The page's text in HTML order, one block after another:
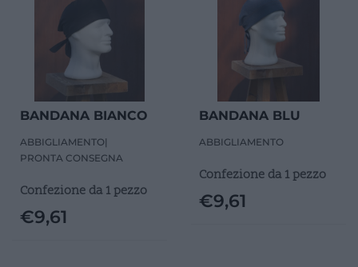
BANDANA BIANCO
ABBIGLIAMENTO|
PRONTA CONSEGNA
Confezione da 1 pezzo
€9,61
BANDANA BLU
ABBIGLIAMENTO
Confezione da 1 pezzo
€9,61